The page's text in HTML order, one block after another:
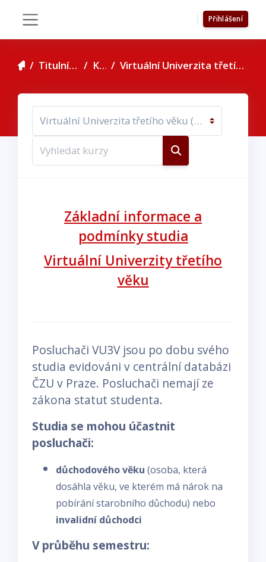
Přihlášení
Titulní stránka Kurzy Virtuální Univerzita třetího věku (EX, ET, EE)
Kategorie kurzů
Vyhledat kurzy
Vyhledat kurzy
Základní informace a
podmínky studia
Virtuální Univerzity třetího
věku
Posluchači VU3V jsou po dobu svého
studia evidováni v centrální databázi
ČZU v Praze. Posluchači nemají ze
zákona statut studenta.
Studia se mohou účastnit
posluchači:
důchodového věku (osoba, která
dosáhla věku, ve kterém má nárok na
pobírání starobního důchodu) nebo
invalidní důchodci
V průběhu semestru: